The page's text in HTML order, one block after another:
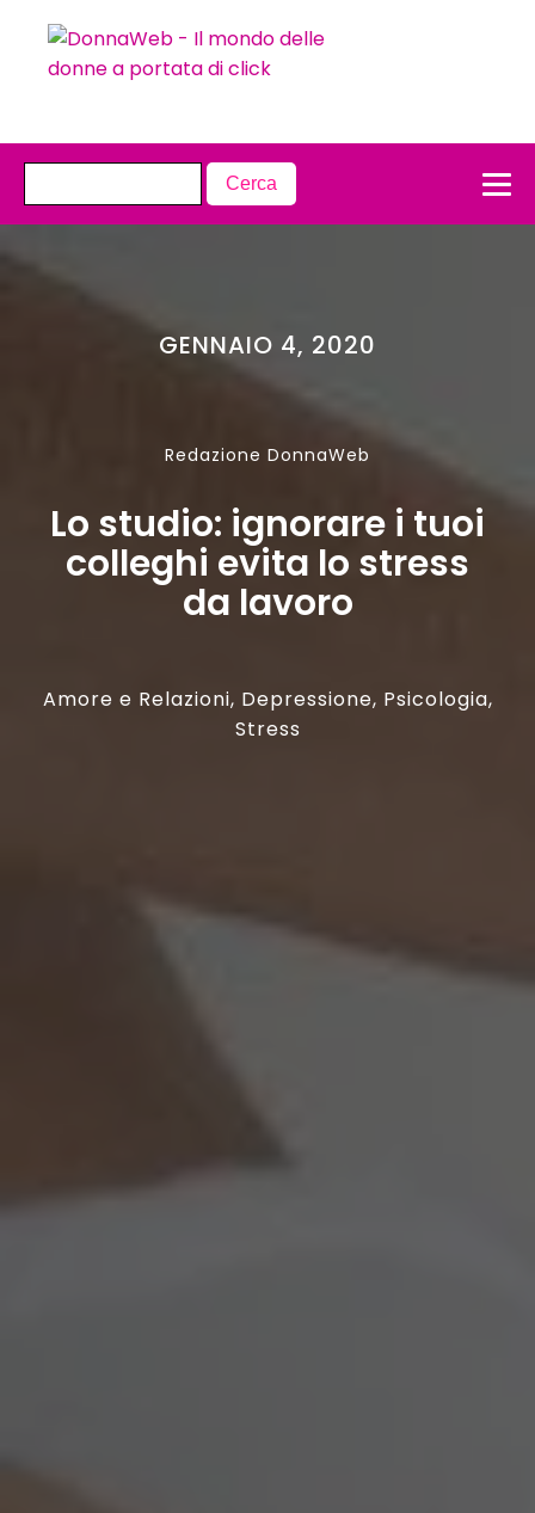
GENNAIO 4, 2020
Redazione DonnaWeb
Lo studio: ignorare i tuoi
colleghi evita lo stress
da lavoro
Amore e Relazioni, Depressione, Psicologia,
Stress